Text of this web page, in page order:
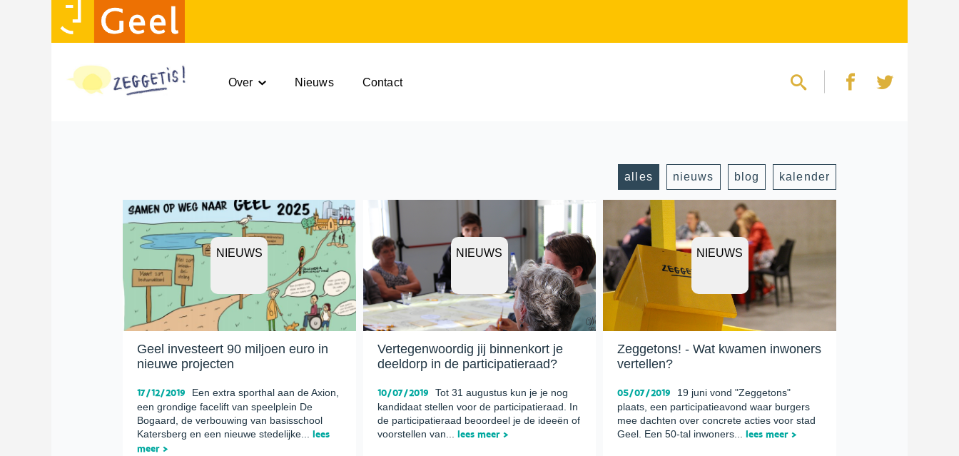
Over Nieuws Contact
alles nieuws blog kalender
NIEUWS
Geel investeert 90 miljoen euro in
nieuwe projecten
17/12/2019
Een extra sporthal aan de Axion,
een grondige facelift van speelplein De
Bogaard, de verbouwing van basisschool
Katersberg en een nieuwe stedelijke... lees
meer >
NIEUWS
Vertegenwoordig jij binnenkort je
deeldorp in de participatieraad?
10/07/2019
Tot 31 augustus kun je je nog
kandidaat stellen voor de participatieraad. In
de participatieraad beoordeel je de ideeën of
voorstellen van... lees meer >
NIEUWS
Zeggetons! - Wat kwamen inwoners
vertellen?
05/07/2019
19 juni vond "Zeggetons"
plaats, een participatieavond waar burgers
mee dachten over concrete acties voor stad
Geel. Een 50-tal inwoners...lees meer >